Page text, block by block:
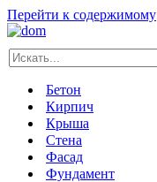
Перейти к содержимому
Искать...
Бетон
Кирпич
Крыша
Стена
Фасад
Фундамент